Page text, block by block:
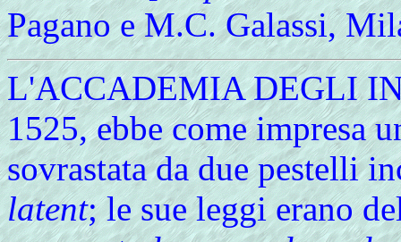
Pagano e M.C. Galassi,
L'ACCADEMIA DEGLI
1525, ebbe come impresa
sovrastata da due pestelli
latent; le sue leggi erano